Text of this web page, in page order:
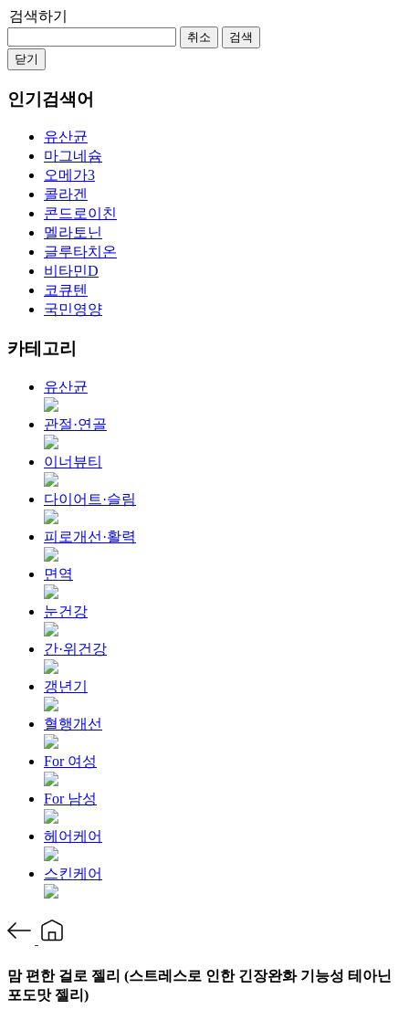
검색하기
취소
검색
닫기
인기검색어
유산균
마그네슘
오메가3
콜라겐
콘드로이친
멜라토닌
글루타치온
비타민D
코큐텐
국민영양
카테고리
유산균
관절·연골
이너뷰티
다이어트·슬림
피로개선·활력
면역
눈건강
간·위건강
갱년기
혈행개선
For 여성
For 남성
헤어케어
스킨케어
맘 편한 걸로 젤리 (스트레스로 인한 긴장완화 기능성 테아닌
포도맛 젤리)